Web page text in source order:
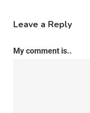
Leave a Reply
My comment is..